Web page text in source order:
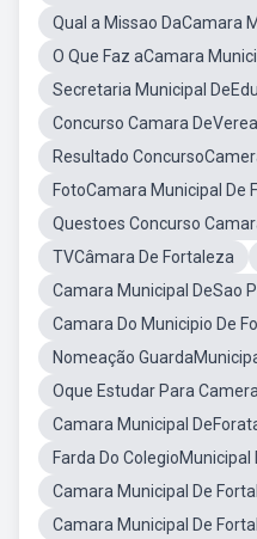
Qual a Missao DaCamara
O Que Faz aCamara
Secretaria Municipal
Concurso Camara
Resultado
FotoCamara Municipal De
Questoes Concurso
TVCâmara De Fortaleza
Camara Municipal DeSao
Camara Do Municipio De
Nomeação
Oque Estudar Para
Camara Municipal
Farda Do ColegioMunicipal
Camara Municipal De
Camara Municipal De